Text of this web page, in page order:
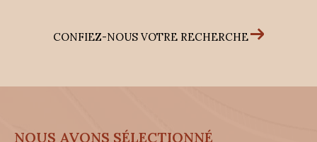
CONFIEZ-NOUS VOTRE RECHERCHE
NOUS AVONS SÉLECTIONNÉ